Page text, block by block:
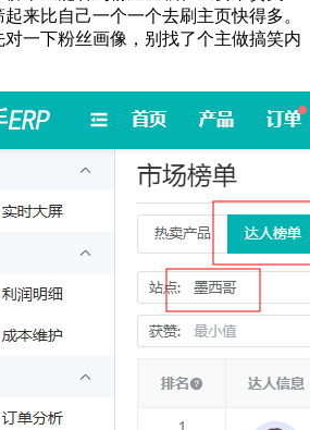
来比自己一个一个去刷主页快得多。
一下粉丝画像，别找了个主做搞笑内